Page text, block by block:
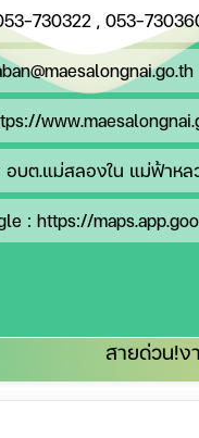
730322 , 053-
อบต.แม่สลองใน แม่ฟ้าหล
: https://
สายด่วน!ง